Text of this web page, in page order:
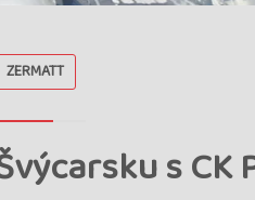
ZERMATT
s CK